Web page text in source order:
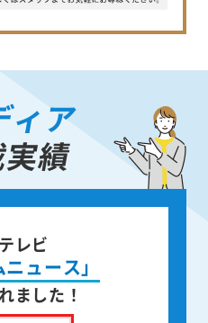
ィア
績
出版
人が
の遺品整理
ました！